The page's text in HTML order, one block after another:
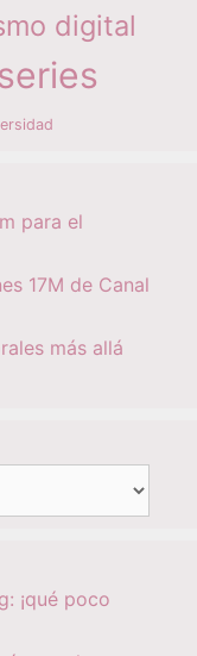
digital
para el
17M de Canal
más allá
¡qué poco